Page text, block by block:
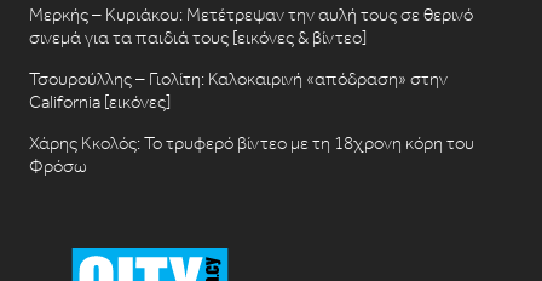
Μερκής – Κυριάκου: Μετέτρεψαν την αυλή τους σε θερινό
σινεμά για τα παιδιά τους [εικόνες & βίντεο]
Τσουρούλλης – Γιολίτη: Καλοκαιρινή «απόδραση» στην
California [εικόνες]
Χάρης Κκολός: Το τρυφερό βίντεο με τη 18χρονη κόρη του
Φρόσω